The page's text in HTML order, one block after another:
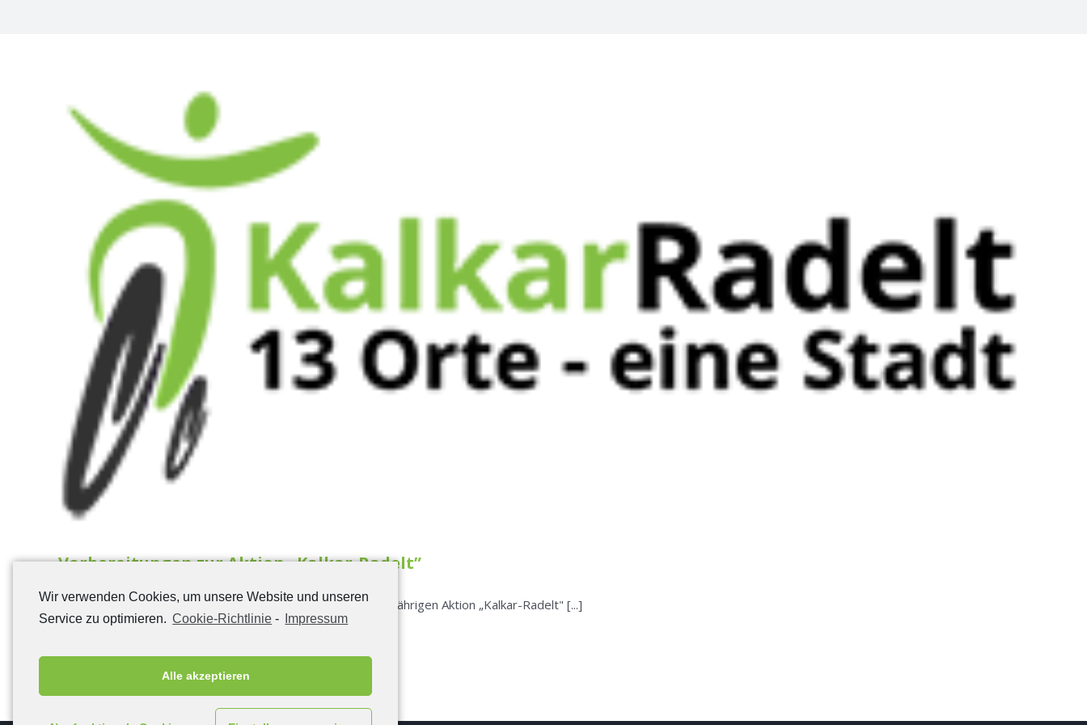
Wir verwenden Cookies, um unsere Website und unseren
Service zu optimieren. Cookie-Richtlinie - Impressum
Alle akzeptieren
Vorbereitungen zur Aktion „Kalkar-Radelt”
Vorbereitungen „Kalkar-Radelt" Die Vorbereitungen zur diesjährigen Aktion „Kalkar-Radelt" [...]